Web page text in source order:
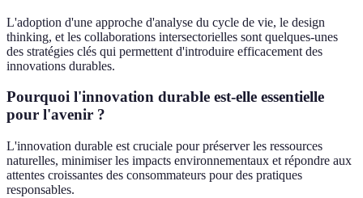
L'adoption d'une approche d'analyse du cycle de vie, le design
thinking, et les collaborations intersectorielles sont quelques-unes
des stratégies clés qui permettent d'introduire efficacement des
innovations durables.
Pourquoi l'innovation durable est-elle essentielle
pour l'avenir ?
L'innovation durable est cruciale pour préserver les ressources
naturelles, minimiser les impacts environnementaux et répondre aux
attentes croissantes des consommateurs pour des pratiques
responsables.